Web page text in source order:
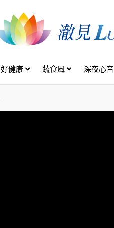
好健康 蔬食風 深夜心音